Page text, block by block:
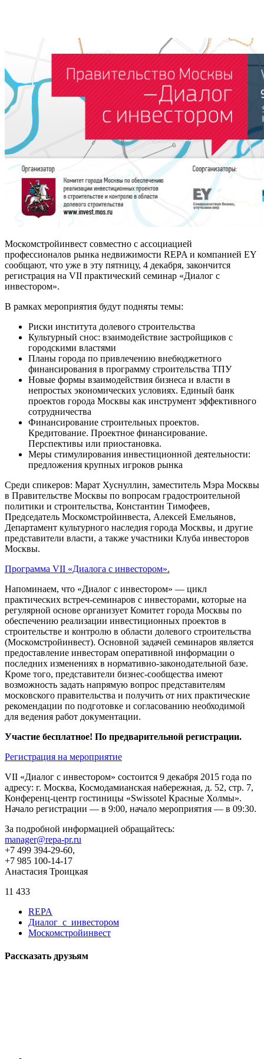
Москомстройинвест совместно с ассоциацией
профессионалов рынка недвижимости REPA и компанией EY
сообщают, что уже в эту пятницу, 4 декабря, закончится
регистрация на VII практический семинар «Диалог с
инвестором».
В рамках мероприятия будут подняты темы:
Риски института долевого строительства
Культурный снос: взаимодействие застройщиков с
городскими властями
Планы города по привлечению внебюджетного
финансирования в программу строительства ТПУ
Новые формы взаимодействия бизнеса и власти в
непростых экономических условиях. Единый банк
проектов города Москвы как инструмент эффективного
сотрудничества
Финансирование строительных проектов.
Кредитование. Проектное финансирование.
Перспективы или приостановка.
Меры стимулирования инвестиционной деятельности:
предложения крупных игроков рынка
Среди спикеров: Марат Хуснуллин, заместитель Мэра Москвы
в Правительстве Москвы по вопросам градостроительной
политики и строительства, Константин Тимофеев,
Председатель Москомстройинвеста, Алексей Емельянов,
Департамент культурного наследия города Москвы, и другие
представители власти, а также участники Клуба инвесторов
Москвы.
Программа VII «Диалога с инвестором».
Напоминаем, что «Диалог с инвестором» — цикл
практических встреч-семинаров с инвесторами, которые на
регулярной основе организует Комитет города Москвы по
обеспечению реализации инвестиционных проектов в
строительстве и контролю в области долевого строительства
(Москомстройинвест). Основной задачей семинаров является
предоставление инвесторам оперативной информации о
последних изменениях в нормативно-законодательной базе.
Кроме того, представители бизнес-сообщества имеют
возможность задать напрямую вопрос представителям
московского правительства и получить от них практические
рекомендации по подготовке и согласованию необходимой
для ведения работ документации.
Участие бесплатное! По предварительной регистрации.
Регистрация на мероприятие
VII «Диалог с инвестором» состоится 9 декабря 2015 года по
адресу: г. Москва, Космодамианская набережная, д. 52, стр. 7,
Конференц-центр гостиницы «Swissotel Красные Холмы».
Начало регистрации — в 9:00, начало мероприятия — в 09:30.
За подробной информацией обращайтесь:
manager@repa-pr.ru
+7 499 394-29-60,
+7 985 100-14-17
Анастасия Троицкая
11 433
REPA
Диалог_с_инвестором
Москомстройинвест
Рассказать друзьям